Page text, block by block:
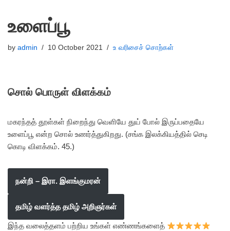
உளைப்பூ
by admin 10 October 2021 உ வரிசைச் சொற்கள்
சொல் பொருள் விளக்கம்
மகரந்தத் தூள்கள் நிறைந்து வெளியே துய் போல் இருப்பதையே
உளைப்பூ என்ற சொல் உணர்த்துகிறது. (சங்க இலக்கியத்தில் செடி
கொடி விளக்கம். 45.)
நன்றி – இரா. இளங்குமரன்
தமிழ் வளர்த்த தமிழ் அறிஞர்கள்
இந்த வலைத்தளம் பற்றிய உங்கள் எண்ணங்களைத்